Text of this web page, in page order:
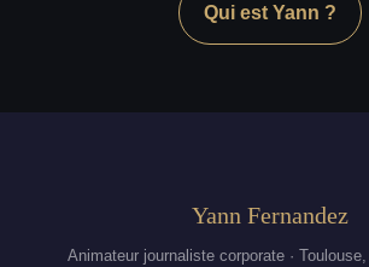
Qui est Yann ?
Yann Fernandez
Animateur journaliste corporate ·